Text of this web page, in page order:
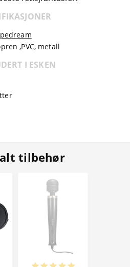
,PVC, metall
I ESKEN
tilbehør